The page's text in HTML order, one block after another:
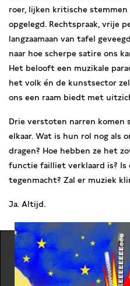
roer, lijken kritische
opgelegd. Rechtspraak, vrije
langzaamaan van tafel
naar hoe scherpe satire ons
Het belooft een muzikale
het volk én de kunstsector
ons een raam biedt met
Drie verstoten narren komen
elkaar. Wat is hun rol nog als
dragen? Hoe hebben ze het
functie failliet verklaard is?
tegenmacht? Zal er muziek
Ja. Altijd.